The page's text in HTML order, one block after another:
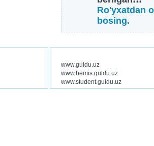
Ro'yxatdan
bosing.
www.guldu.uz
www.hemis.guldu.uz
www.student.guldu.uz